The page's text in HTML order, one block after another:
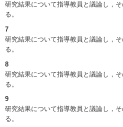
研究結果について指導教員と議論し，
る。
7
研究結果について指導教員と議論し，
る。
8
研究結果について指導教員と議論し，
る。
9
研究結果について指導教員と議論し，
る。